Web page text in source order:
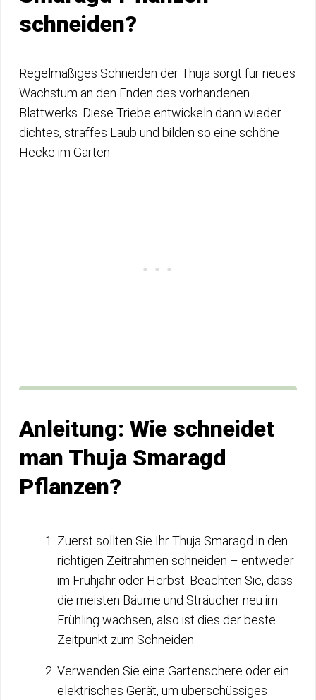
schneiden?
Regelmäßiges Schneiden der Thuja sorgt für neues
Wachstum an den Enden des vorhandenen
Blattwerks. Diese Triebe entwickeln dann wieder
dichtes, straffes Laub und bilden so eine schöne
Hecke im Garten.
Anleitung: Wie schneidet
man Thuja Smaragd
Pflanzen?
Zuerst sollten Sie Ihr Thuja Smaragd in den
richtigen Zeitrahmen schneiden – entweder
im Frühjahr oder Herbst. Beachten Sie, dass
die meisten Bäume und Sträucher neu im
Frühling wachsen, also ist dies der beste
Zeitpunkt zum Schneiden.
Verwenden Sie eine Gartenschere oder ein
elektrisches Gerät, um überschüssiges